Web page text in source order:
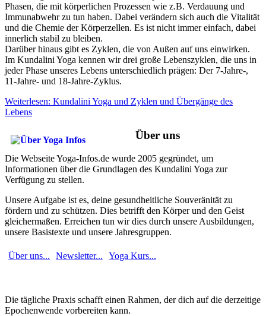
Phasen, die mit körperlichen Prozessen wie z.B. Verdauung und
Immunabwehr zu tun haben. Dabei verändern sich auch die Vitalität
und die Chemie der Körperzellen. Es ist nicht immer einfach, dabei
innerlich stabil zu bleiben.
Darüber hinaus gibt es Zyklen, die von Außen auf uns einwirken.
Im Kundalini Yoga kennen wir drei große Lebenszyklen, die uns in
jeder Phase unseres Lebens unterschiedlich prägen: Der 7-Jahre-,
11-Jahre- und 18-Jahre-Zyklus.
Weiterlesen: Kundalini Yoga und Zyklen und Übergänge des
Lebens
Über uns
Die Webseite Yoga-Infos.de wurde 2005 gegründet, um
Informationen über die Grundlagen des Kundalini Yoga zur
Verfügung zu stellen.
Unsere Aufgabe ist es, deine gesundheitliche Souveränität zu
fördern und zu schützen. Dies betrifft den Körper und den Geist
gleichermaßen. Erreichen tun wir dies durch unsere Ausbildungen,
unsere Basistexte und unsere Jahresgruppen.
Über uns... Newsletter... Yoga Kurs...
Die tägliche Praxis schafft einen Rahmen, der dich auf die derzeitige
Epochenwende vorbereiten kann.